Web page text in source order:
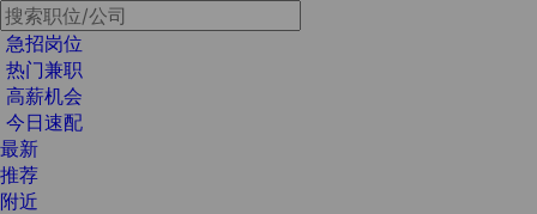
急招岗位
热门兼职
高薪机会
今日速配
最新
推荐
附近